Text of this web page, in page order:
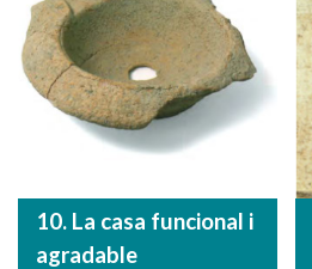
10. La casa funcional i
agradable